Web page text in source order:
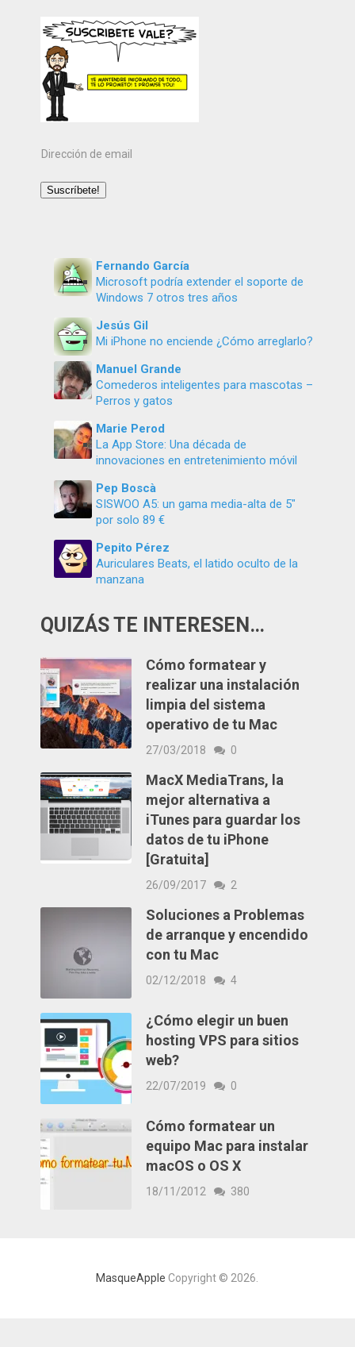
Dirección
email
Suscríbete!
Fernando García
Microsoft podría extender el soporte de
Windows 7 otros tres años
Jesús Gil
Mi iPhone no enciende ¿Cómo arreglarlo?
Manuel Grande
Comederos inteligentes para mascotas –
Perros y gatos
Marie Perod
La App Store: Una década de
innovaciones en entretenimiento móvil
Pep Boscà
SISWOO A5: un gama media-alta de 5″
por solo 89 €
Pepito Pérez
Auriculares Beats, el latido oculto de la
manzana
QUIZÁS TE INTERESEN…
Cómo formatear y
realizar una instalación
limpia del sistema
operativo de tu Mac
27/03/2018 0
MacX MediaTrans, la
mejor alternativa a
iTunes para guardar los
datos de tu iPhone
[Gratuita]
26/09/2017 2
Soluciones a Problemas
de arranque y encendido
con tu Mac
02/12/2018 4
¿Cómo elegir un buen
hosting VPS para sitios
web?
22/07/2019 0
Cómo formatear un
equipo Mac para instalar
macOS o OS X
18/11/2012 380
MasqueApple Copyright © 2026.